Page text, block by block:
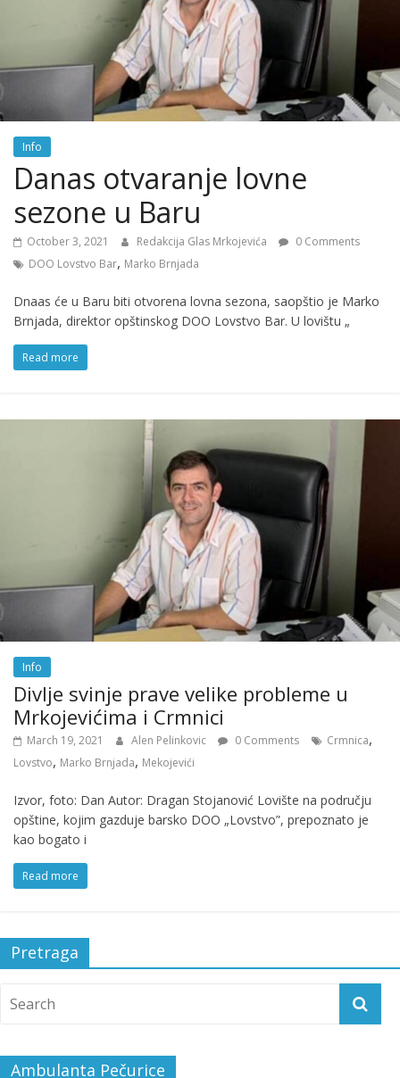
Info
Danas otvaranje lovne
sezone u Baru
October 3, 2021 Redakcija Glas Mrkojevića
0 Comments
DOO Lovstvo Bar, Marko Brnjada
Dnaas će u Baru biti otvorena lovna sezona, saopštio je Marko
Brnjada, direktor opštinskog DOO Lovstvo Bar. U lovištu „
Read more
Info
Divlje svinje prave velike probleme u
Mrkojevićima i Crmnici
March 19, 2021 Alen Pelinkovic 0 Comments Crmnica,
Lovstvo, Marko Brnjada, Mekojevići
Izvor, foto: Dan Autor: Dragan Stojanović Lovište na području
opštine, kojim gazduje barsko DOO „Lovstvo”, prepoznato je
kao bogato i
Read more
Pretraga
Ambulanta Pečurice